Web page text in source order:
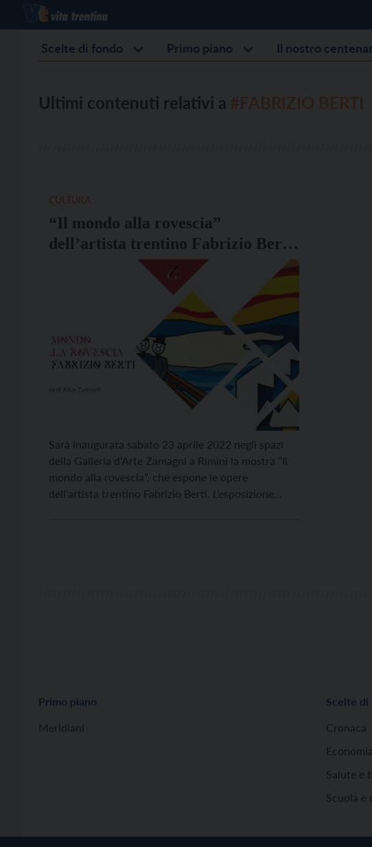
Scelte di fondo Primo piano Il nostro
Ultimi contenuti relativi a
“Il mondo alla rovescia”
dell’artista trentino Fabrizio Berti
in mostra a Rimini
Sarà inaugurata sabato 23 aprile 2022 negli spazi
della Galleria d’Arte Zamagni a Rimini la mostra “Il
mondo alla rovescia”, che espone le opere
dell’artista trentino Fabrizio Berti. L’esposizione
Primo piano
Meridiani
Scelte di
Cronaca
Salute e
Scuola e